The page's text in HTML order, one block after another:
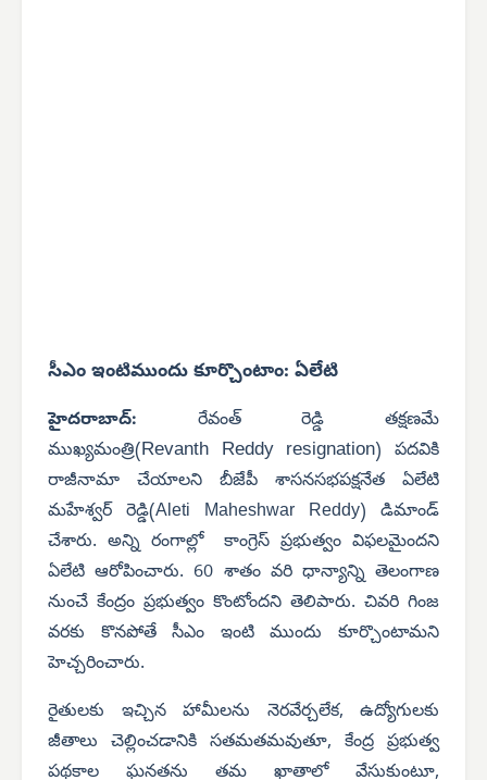
సీఎం ఇంటిముందు కూర్చొంటాం: ఏలేటి
హైదరాబాద్: రేవంత్ రెడ్డి తక్షణమే
ముఖ్యమంత్రి(Revanth Reddy resignation) పదవికి
రాజీనామా చేయాలని బీజేపీ శాసనసభపక్షనేత ఏలేటి
మహేశ్వర్ రెడ్డి(Aleti Maheshwar Reddy) డిమాండ్
చేశారు. అన్ని రంగాల్లో కాంగ్రెస్ ప్రభుత్వం విఫలమైందని
ఏలేటి ఆరోపించారు. 60 శాతం వరి ధాన్యాన్ని తెలంగాణ
నుంచే కేంద్రం ప్రభుత్వం కొంటోందని తెలిపారు. చివరి గింజ
వరకు కొనపోతే సీఎం ఇంటి ముందు కూర్చొంటామని
హెచ్చరించారు.
రైతులకు ఇచ్చిన హామీలను నెరవేర్చలేక, ఉద్యోగులకు
జీతాలు చెల్లించడానికి సతమతమవుతూ, కేంద్ర ప్రభుత్వ
పథకాల ఘనతను తమ ఖాతాలో వేసుకుంటూ,